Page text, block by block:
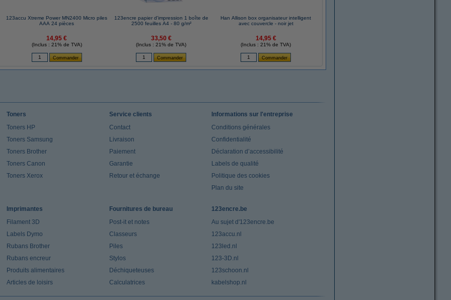
123accu Xtreme Power MN2400 Micro piles
AAA 24 pièces
14,95 €
(Inclus : 21% de TVA)
123encre papier d'impression 1 boîte de
2500 feuilles A4 - 80 g/m²
33,50 €
(Inclus : 21% de TVA)
Han Allison box organisateur intelligent
avec couvercle - noir jet
14,95 €
(Inclus : 21% de TVA)
Toners
Toners HP
Toners Samsung
Toners Brother
Toners Canon
Toners Xerox
Service clients
Contact
Livraison
Paiement
Garantie
Retour et échange
Informations sur l'entreprise
Conditions générales
Confidentialité
Déclaration d’accessibilité
Labels de qualité
Politique des cookies
Plan du site
Imprimantes
Filament 3D
Labels Dymo
Rubans Brother
Rubans encreur
Produits alimentaires
Articles de loisirs
Fournitures de bureau
Post-it et notes
Classeurs
Piles
Stylos
Déchiqueteuses
Calculatrices
123encre.be
Au sujet d'123encre.be
123accu.nl
123led.nl
123-3D.nl
123schoon.nl
kabelshop.nl